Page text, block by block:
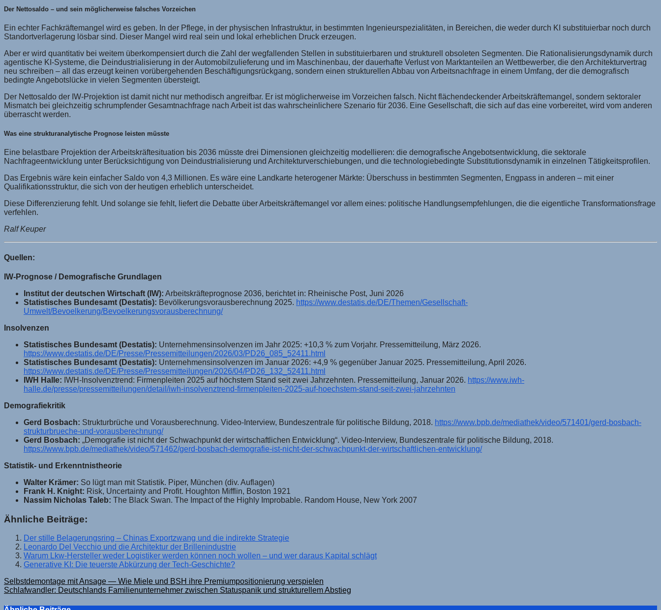
Der Nettosaldo – und sein möglicherweise falsches Vorzeichen
Ein echter Fachkräftemangel wird es geben. In der Pflege, in der physischen Infrastruktur, in bestimmten Ingenieurspezialitäten, in Bereichen, die weder durch KI substituierbar noch durch
Standortverlagerung lösbar sind. Dieser Mangel wird real sein und lokal erheblichen Druck erzeugen.
Aber er wird quantitativ bei weitem überkompensiert durch die Zahl der wegfallenden Stellen in substituierbaren und strukturell obsoleten Segmenten. Die Rationalisierungsdynamik durch
agentische KI-Systeme, die Deindustrialisierung in der Automobilzulieferung und im Maschinenbau, der dauerhafte Verlust von Marktanteilen an Wettbewerber, die den Architekturvertrag
neu schreiben – all das erzeugt keinen vorübergehenden Beschäftigungsrückgang, sondern einen strukturellen Abbau von Arbeitsnachfrage in einem Umfang, der die demografisch
bedingte Angebotslücke in vielen Segmenten übersteigt.
Der Nettosaldo der IW-Projektion ist damit nicht nur methodisch angreifbar. Er ist möglicherweise im Vorzeichen falsch. Nicht flächendeckender Arbeitskräftemangel, sondern sektoraler
Mismatch bei gleichzeitig schrumpfender Gesamtnachfrage nach Arbeit ist das wahrscheinlichere Szenario für 2036. Eine Gesellschaft, die sich auf das eine vorbereitet, wird vom anderen
überrascht werden.
Was eine strukturanalytische Prognose leisten müsste
Eine belastbare Projektion der Arbeitskräftesituation bis 2036 müsste drei Dimensionen gleichzeitig modellieren: die demografische Angebotsentwicklung, die sektorale
Nachfrageentwicklung unter Berücksichtigung von Deindustrialisierung und Architekturverschiebungen, und die technologiebedingte Substitutionsdynamik in einzelnen Tätigkeitsprofilen.
Das Ergebnis wäre kein einfacher Saldo von 4,3 Millionen. Es wäre eine Landkarte heterogener Märkte: Überschuss in bestimmten Segmenten, Engpass in anderen – mit einer
Qualifikationsstruktur, die sich von der heutigen erheblich unterscheidet.
Diese Differenzierung fehlt. Und solange sie fehlt, liefert die Debatte über Arbeitskräftemangel vor allem eines: politische Handlungsempfehlungen, die die eigentliche Transformationsfrage
verfehlen.
Ralf Keuper
Quellen:
IW-Prognose / Demografische Grundlagen
Institut der deutschen Wirtschaft (IW): Arbeitskräfteprognose 2036, berichtet in: Rheinische Post, Juni 2026
Statistisches Bundesamt (Destatis): Bevölkerungsvorausberechnung 2025. https://www.destatis.de/DE/Themen/Gesellschaft-
Umwelt/Bevoelkerung/Bevoelkerungsvorausberechnung/
Insolvenzen
Statistisches Bundesamt (Destatis): Unternehmensinsolvenzen im Jahr 2025: +10,3 % zum Vorjahr. Pressemitteilung, März 2026.
https://www.destatis.de/DE/Presse/Pressemitteilungen/2026/03/PD26_085_52411.html
Statistisches Bundesamt (Destatis): Unternehmensinsolvenzen im Januar 2026: +4,9 % gegenüber Januar 2025. Pressemitteilung, April 2026.
https://www.destatis.de/DE/Presse/Pressemitteilungen/2026/04/PD26_132_52411.html
IWH Halle: IWH-Insolvenztrend: Firmenpleiten 2025 auf höchstem Stand seit zwei Jahrzehnten. Pressemitteilung, Januar 2026. https://www.iwh-
halle.de/presse/pressemitteilungen/detail/iwh-insolvenztrend-firmenpleiten-2025-auf-hoechstem-stand-seit-zwei-jahrzehnten
Demografiekritik
Gerd Bosbach: Strukturbrüche und Vorausberechnung. Video-Interview, Bundeszentrale für politische Bildung, 2018. https://www.bpb.de/mediathek/video/571401/gerd-bosbach-
strukturbrueche-und-vorausberechnung/
Gerd Bosbach: „Demografie ist nicht der Schwachpunkt der wirtschaftlichen Entwicklung“. Video-Interview, Bundeszentrale für politische Bildung, 2018.
https://www.bpb.de/mediathek/video/571462/gerd-bosbach-demografie-ist-nicht-der-schwachpunkt-der-wirtschaftlichen-entwicklung/
Statistik- und Erkenntnistheorie
Walter Krämer: So lügt man mit Statistik. Piper, München (div. Auflagen)
Frank H. Knight: Risk, Uncertainty and Profit. Houghton Mifflin, Boston 1921
Nassim Nicholas Taleb: The Black Swan. The Impact of the Highly Improbable. Random House, New York 2007
Ähnliche Beiträge:
Der stille Belagerungsring – Chinas Exportzwang und die indirekte Strategie
Leonardo Del Vecchio und die Architektur der Brillenindustrie
Warum Lkw-Hersteller weder Logistiker werden können noch wollen – und wer daraus Kapital schlägt
Generative KI: Die teuerste Abkürzung der Tech-Geschichte?
Beitragsnavigation
Selbstdemontage mit Ansage — Wie Miele und BSH ihre Premiumpositionierung verspielen
Schlafwandler: Deutschlands Familienunternehmer zwischen Statuspanik und strukturellem Abstieg